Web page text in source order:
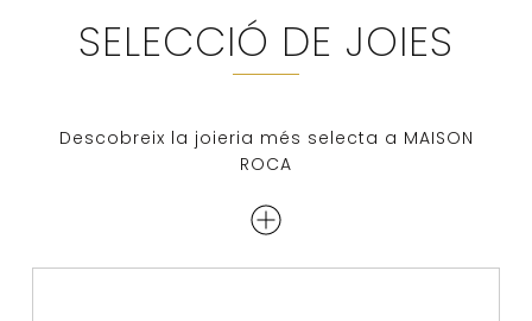
SELECCIÓ DE JOIES
Descobreix la joieria més selecta a MAISON
ROCA